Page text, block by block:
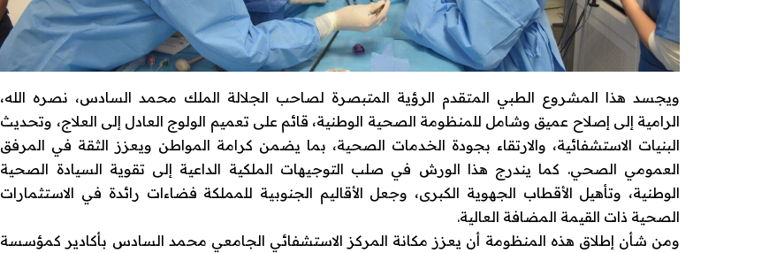
ويجسد هذا المشروع الطبي المتقدم الرؤية المتبصرة لصاحب الجلالة الملك محمد السادس، نصره الله،
الرامية إلى إصلاح عميق وشامل للمنظومة الصحية الوطنية، قائم على تعميم الولوج العادل إلى العلاج، وتحديث
البنيات الاستشفائية، والارتقاء بجودة الخدمات الصحية، بما يضمن كرامة المواطن ويعزز الثقة في المرفق
العمومي الصحي. كما يندرج هذا الورش في صلب التوجيهات الملكية الداعية إلى تقوية السيادة الصحية
الوطنية، وتأهيل الأقطاب الجهوية الكبرى، وجعل الأقاليم الجنوبية للمملكة فضاءات رائدة في الاستثمارات
الصحية ذات القيمة المضافة العالية.
ومن شأن إطلاق هذه المنظومة أن يعزز مكانة المركز الاستشفائي الجامعي محمد السادس بأكادير كمؤسسة